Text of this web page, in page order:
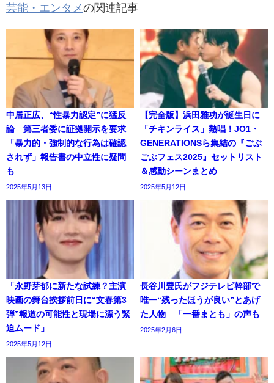
芸能・エンタメの関連記事
中居正広、“性暴力認定”に猛反
論 第三者委に証拠開示を要求
「暴力的・強制的な行為は確認
されず」報告書の中立性に疑問
も
2025年5月13日
【完全版】浜田雅功が誕生日に
「チキンライス」熱唱！JO1・
GENERATIONSら集結の『ごぶ
ごぶフェス2025』セットリスト
＆感動シーンまとめ
2025年5月12日
「永野芽郁に新たな試練？主演
映画の舞台挨拶前日に“文春第3
弾”報道の可能性と現場に漂う緊
迫ムード」
2025年5月12日
長谷川豊氏がフジテレビ幹部で
唯一“残ったほうが良い”とあげ
た人物 「一番まとも」の声も
2025年2月6日